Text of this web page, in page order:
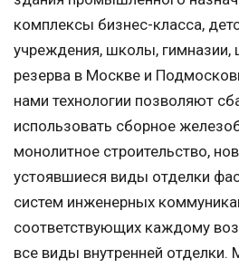
комплексы бизнес-класса,
учреждения, школы, гимназии,
резерва в Москве и
нами технологии позволяют
использовать сборное
монолитное строительство,
устоявшиеся виды отделки
систем инженерных
соответствующих каждому
все виды внутренней отделки.